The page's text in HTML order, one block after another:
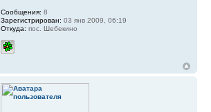
Сообщения: 8
Зарегистрирован: 03 янв 2009, 06:19
Откуда: пос. Шебекино